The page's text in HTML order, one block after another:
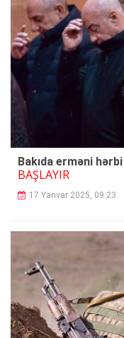
Bakıda erməni
BAŞLAYIR
17 Yanvar 2025, 09:23